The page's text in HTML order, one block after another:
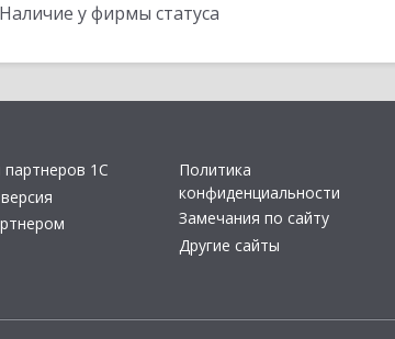
Наличие у фирмы статуса
партнеров 1С
Политика
конфиденциальности
Замечания по сайту
Другие сайты